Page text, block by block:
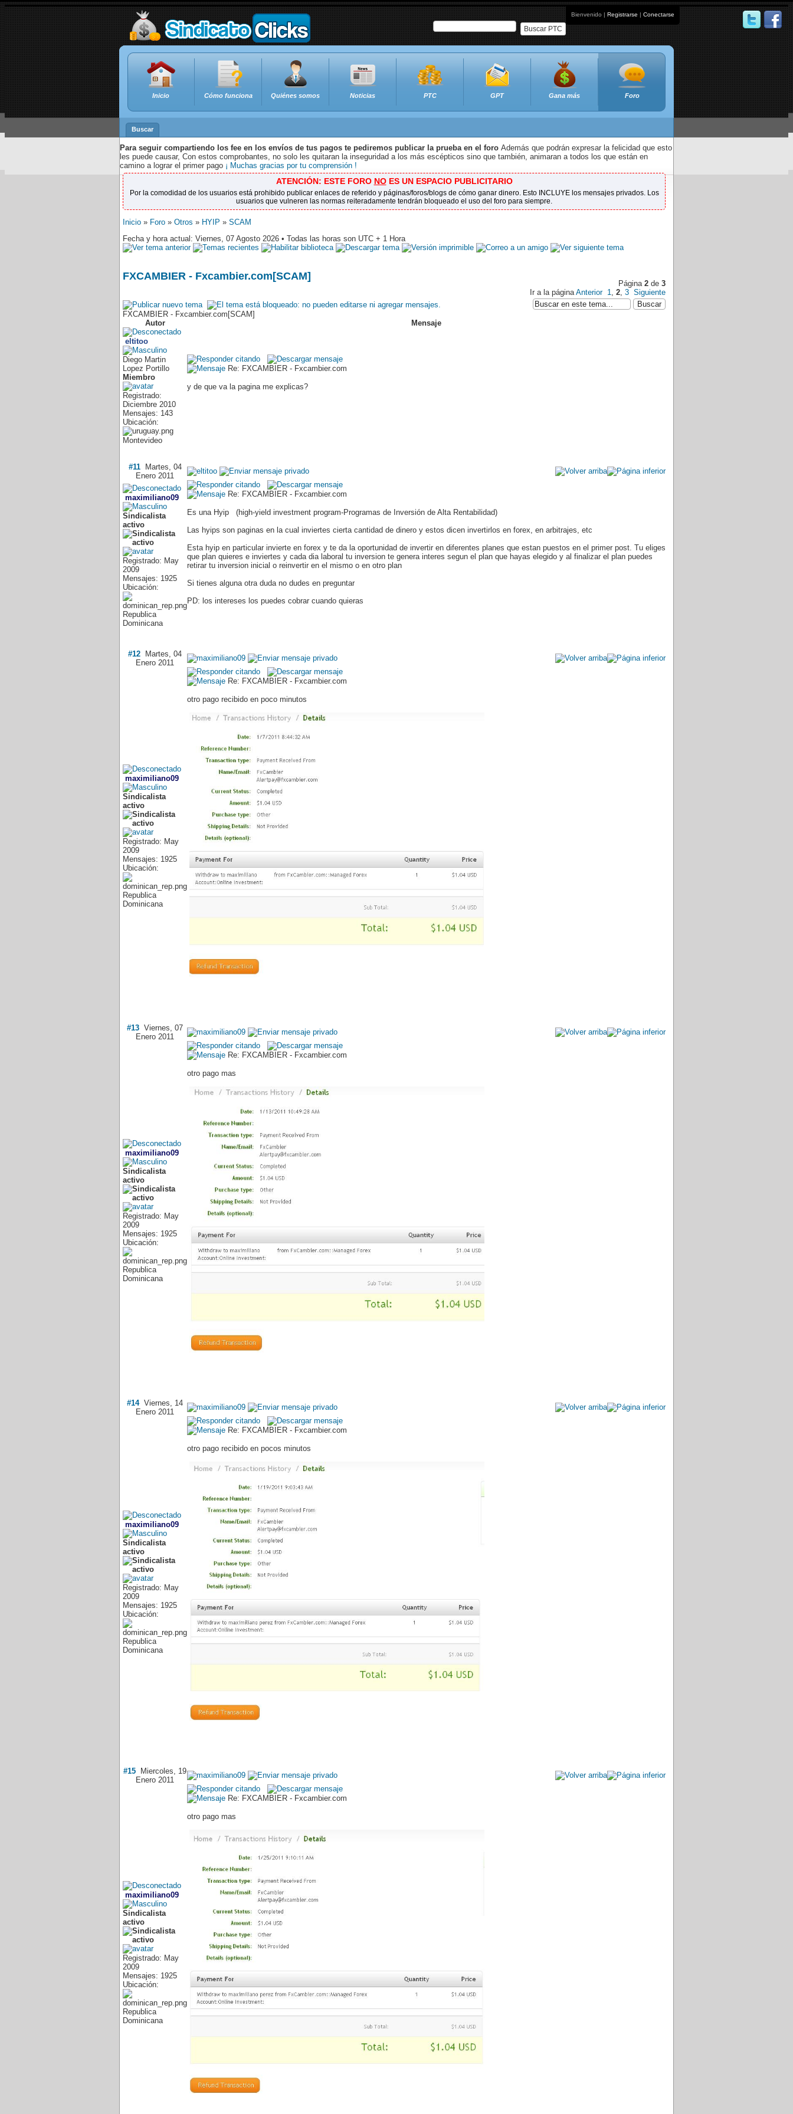
Bienvenido | Registrarse | Conectarse
Buscar PTC
Inicio Cómo funciona Quiénes somos Noticias PTC GPT Gana más Foro
Buscar
Para seguir compartiendo los fee en los envíos de tus pagos te pediremos publicar la prueba en el foro Además que podrán expresar la felicidad que esto
les puede causar, Con estos comprobantes, no solo les quitaran la inseguridad a los más escépticos sino que también, animaran a todos los que están en
camino a lograr el primer pago ¡ Muchas gracias por tu comprensión !
ATENCIÓN: ESTE FORO NOES UN ESPACIO PUBLICITARIO
Por la comodidad de los usuarios está prohibido publicar enlaces de referido y páginas/foros/blogs de cómo ganar dinero. Esto INCLUYE los mensajes privados. Los
usuarios que vulneren las normas reiteradamente tendrán bloqueado el uso del foro para siempre.
Inicio » Foro » Otros » HYIP » SCAM
Fecha y hora actual: Viernes, 07 Agosto 2026 • Todas las horas son UTC + 1 Hora
FXCAMBIER - Fxcambier.com[SCAM]
Página 2 de 3
Ir a la páginaAnterior 1, 2, 3 Siguiente
FXCAMBIER - Fxcambier.com[SCAM]
Autor
Mensaje
eltitoo
Diego Martin
Lopez Portillo
Miembro
Registrado:
Diciembre 2010
Mensajes: 143
Ubicación:
Montevideo
Re: FXCAMBIER - Fxcambier.com
y de que va la pagina me explicas?
#11Martes, 04
Enero 2011
maximiliano09
Sindicalista
activo
Registrado: May
2009
Mensajes: 1925
Ubicación:
Republica
Dominicana
Re: FXCAMBIER - Fxcambier.com
Es una Hyip (high-yield investment program-Programas de Inversión de Alta Rentabilidad)
Las hyips son paginas en la cual inviertes cierta cantidad de dinero y estos dicen invertirlos en forex, en arbitrajes, etc
Esta hyip en particular invierte en forex y te da la oportunidad de invertir en diferentes planes que estan puestos en el primer post. Tu eliges
que plan quieres e inviertes y cada dia laboral tu inversion te genera interes segun el plan que hayas elegido y al finalizar el plan puedes
retirar tu inversion inicial o reinvertir en el mismo o en otro plan
Si tienes alguna otra duda no dudes en preguntar
PD: los intereses los puedes cobrar cuando quieras
#12 Martes, 04
Enero 2011
maximiliano09
Sindicalista
activo
Registrado: May
2009
Mensajes: 1925
Ubicación:
Republica
Dominicana
Re: FXCAMBIER - Fxcambier.com
otro pago recibido en poco minutos
#13 Viernes, 07
Enero 2011
maximiliano09
Sindicalista
activo
Registrado: May
2009
Mensajes: 1925
Ubicación:
Republica
Dominicana
Re: FXCAMBIER - Fxcambier.com
otro pago mas
#14Viernes, 14
Enero 2011
maximiliano09
Sindicalista
activo
Registrado: May
2009
Mensajes: 1925
Ubicación:
Republica
Dominicana
Re: FXCAMBIER - Fxcambier.com
otro pago recibido en pocos minutos
#15 Miercoles, 19
Enero 2011
maximiliano09
Sindicalista
activo
Registrado: May
2009
Mensajes: 1925
Ubicación:
Republica
Dominicana
Re: FXCAMBIER - Fxcambier.com
otro pago mas